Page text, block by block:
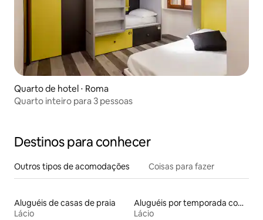
Quarto de hotel ⋅ Roma
Quarto inteiro para 3 pessoas
Destinos para conhecer
Outros tipos de acomodações Coisas para fazer
Aluguéis de casas de praia
Lácio
Aluguéis por temporada com café da manhã
Lácio